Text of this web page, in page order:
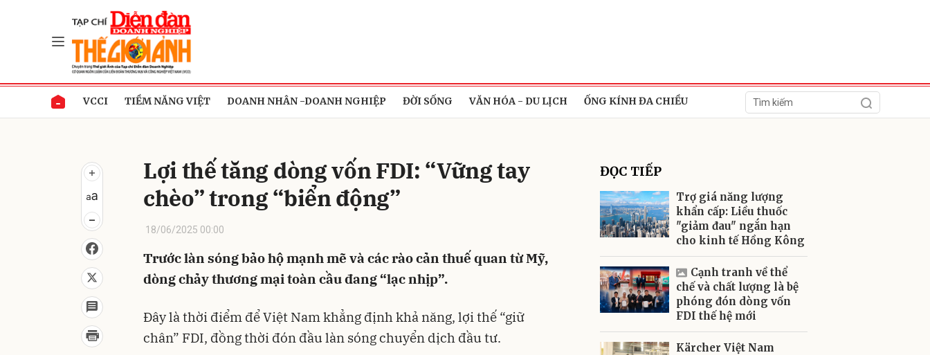
VCCI TIỀM NĂNG VIỆT DOANH NHÂN -DOANH NGHIỆP ĐỜI SỐNG VĂN HÓA - DU LỊCH ỐNG KÍNH ĐA CHIỀU
Lợi thế tăng dòng vốn FDI: “Vững tay
chèo” trong “biển động”
18/06/2025 00:00
Trước làn sóng bảo hộ mạnh mẽ và các rào cản thuế quan từ Mỹ,
dòng chảy thương mại toàn cầu đang “lạc nhịp”.
Đây là thời điểm để Việt Nam khẳng định khả năng, lợi thế “giữ
chân” FDI, đồng thời đón đầu làn sóng chuyển dịch đầu tư.
ĐỌC TIẾP
Trợ giá năng lượng
khẩn cấp: Liều thuốc
"giảm đau" ngắn hạn
cho kinh tế Hồng Kông
Cạnh tranh về thể
chế và chất lượng là bệ
phóng đón dòng vốn
FDI thế hệ mới
Kärcher Việt Nam
Gửi